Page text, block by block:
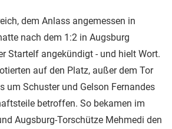
dem Anlass angemessen in
nach dem 1:2 in Augsburg
Startelf angekündigt - und hielt Wort.
auf den Platz, außer dem Tor
um Schuster und Gelson Fernandes
betroffen. So bekamen im
Augsburg-Torschütze Mehmedi den